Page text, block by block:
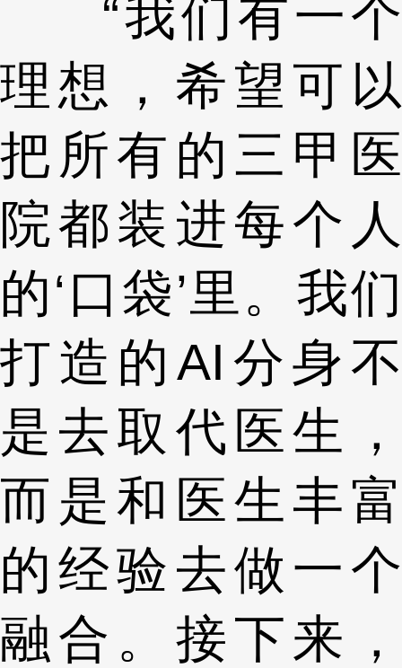
“我们有一个
理想，希望可以
把所有的三甲医
院都装进每个人
的‘口袋’里。我们
打造的AI分身不
是去取代医生，
而是和医生丰富
的经验去做一个
融合。接下来，